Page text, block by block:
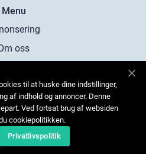
Menu
oss
oss
til at huske dine indstillinger,
af indhold og annoncer. Denne
Ved fortsat brug af websiden
cookiepolitikken.
Privatlivspolitik